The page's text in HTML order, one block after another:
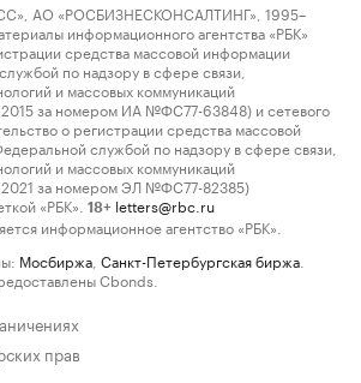
АО «РОСБИЗНЕСКОНСАЛТИНГ», 1995–
информационного агентства «РБК»
средства массовой информации
по надзору в сфере связи,
и массовых коммуникаций
за номером ИА №ФС77-63848) и сетевого
о регистрации средства массовой
службой по надзору в сфере связи,
и массовых коммуникаций
за номером ЭЛ №ФС77-82385)
«РБК».
18+ letters@rbc.ru
информационное агентство «РБК».
Мосбиржа Санкт-Петербургская биржа
Cbonds.
прав